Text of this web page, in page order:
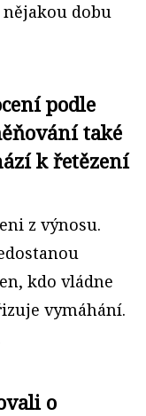
dobu
podle
také
k řetězení
z výnosu.
kdo vládne
vymáhání.
o